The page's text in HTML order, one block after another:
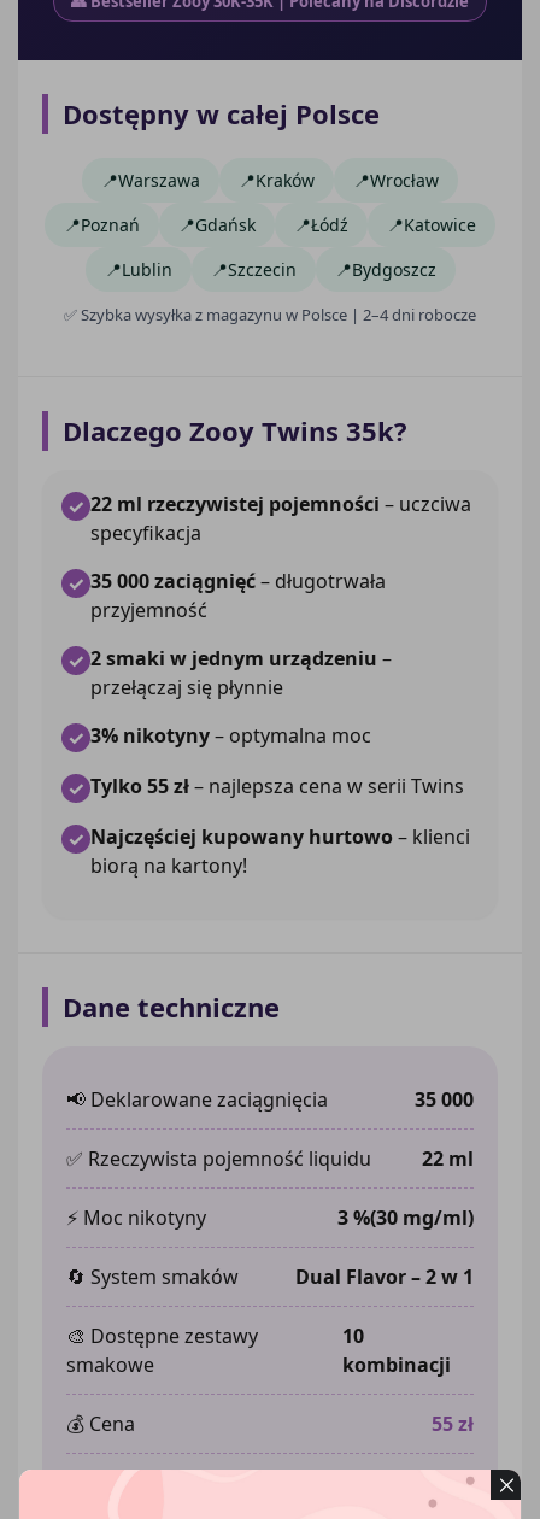
Dostępny w całej Polsce
Warszawa Kraków
Wrocław
Poznań
Gdańsk Łódź
Katowice
Lublin
Szczecin Bydgoszcz
✅ Szybka wysyłka z magazynu w Polsce | 2–4 dni robocze
Dlaczego Zooy Twins 35k?
✓ 22 ml rzeczywistej pojemności – uczciwa
specyfikacja
✓ 35 000 zaciągnięć– długotrwała
przyjemność
✓ 2 smaki w jednym urządzeniu –
przełączaj się płynnie
✓ 3% nikotyny– optymalna moc
✓ Tylko 55 zł– najlepsza cena w serii Twins
✓ Najczęściej kupowany hurtowo– klienci
biorą na kartony!
Dane techniczne
📢 Deklarowane zaciągnięcia 35 000
✅ Rzeczywista pojemność liquidu 22 ml
⚡ Moc nikotyny 3%(30 mg/ml)
🔄 System smaków Dual Flavor – 2 w 1
🎨 Dostępne zestawy
smakowe
10
kombinacji
💰 Cena 55 zł
📦 Sprzedaż